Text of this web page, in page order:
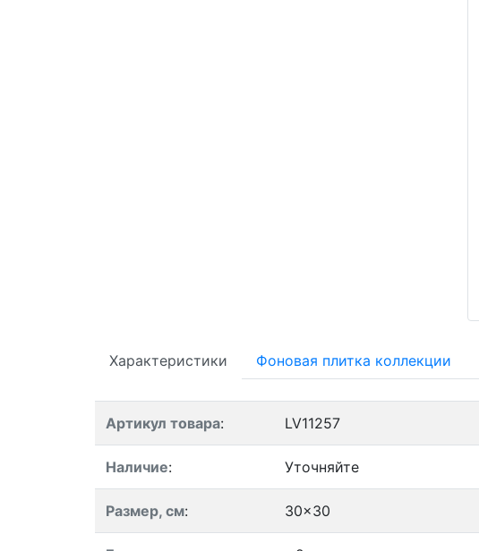
Характеристики Фоновая плитка коллекции
Артикул товара: LV11257
Наличие: Уточняйте
Размер, см: 30x30